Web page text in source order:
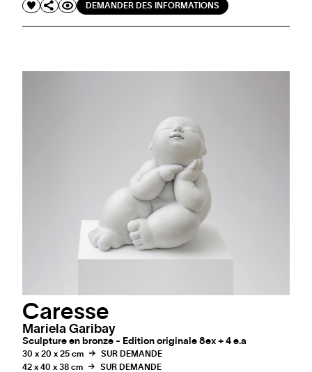
DEMANDER DES INFORMATIONS
Caresse
Mariela Garibay
Sculpture en bronze - Edition originale 8ex + 4 e.a
30 x 20 x 25 cm
SUR DEMANDE
42 x 40 x 38 cm
SUR DEMANDE